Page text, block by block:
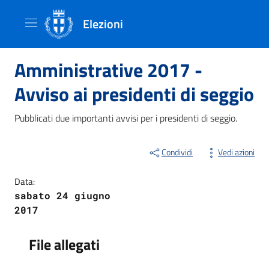
Elezioni
Amministrative 2017 -
Avviso ai presidenti di seggio
Pubblicati due importanti avvisi per i presidenti di seggio.
Condividi Vedi azioni
Data:
sabato 24 giugno
2017
File allegati